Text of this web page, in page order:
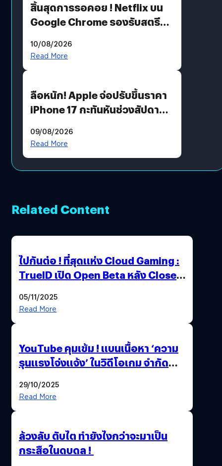
สิ้นสุดการรอคอย ! Netflix บน
Google Chrome รองรับสตรีม
เงื่อนไขที่กำหนด
10/08/2026
Read More
ลือหนัก! Apple จ่อปรับขึ้นราคา
iPhone 17 กะทันหันช่วงสัปดาห์ที่
09/08/2026
Read More
Related Content
ไปกันต่อ ! ที่สุดแห่ง Cloud Gaming :
TrueID เปิด Open Beta หลัง Close
Thailand Game Show 2025 ทะลุ 15
05/11/2025
Read More
YouTube คุมเข้ม ! แบนเนื้อหา ‘ความ
รุนแรงโจ่งแจ้ง’ ในวิดีโอเกม จำกัด
29/10/2025
Read More
ล้วงลับ ตับไต ทำยังไงกว่าจะมาเป็น
กระสือในดบดล !